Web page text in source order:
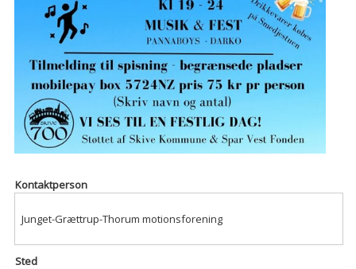
Kontaktperson
Junget-Grættrup-Thorum motionsforening
Sted